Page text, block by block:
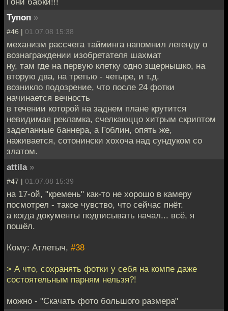
Тупоп »
#46 | 01.07.08 15:38
механизм рассчета тайминга напомнил легенду о
вознаграждении изобретателя шахмат
ну, там где на первую клетку одно зщернышко, на
вторую два, на третью - четыре, и т.д.
возникло подозрение, что после 24 фотки
начинается вечность
в течении которой на заднем плане крутится
невидимая рекламка, счелкаюццо хитрым скриптом
заделанные баннера, а Гоблин, опять же,
наживается, сотонински хохоча над сундуком со
златом.
attila »
#47 | 01.07.08 15:39
на 17-ой, "кремень" как-то не хорошо в камеру
посмотрел - такое чувство, что сейчас пнёт.
а когда документы подписывать начал... всё, я
пошёл.
Кому: Атлетыч, #38
> А что, сохранять фотки у себя на компе даже
состоятельным парням нельзя?!
можно - "Скачать фото большого размера"